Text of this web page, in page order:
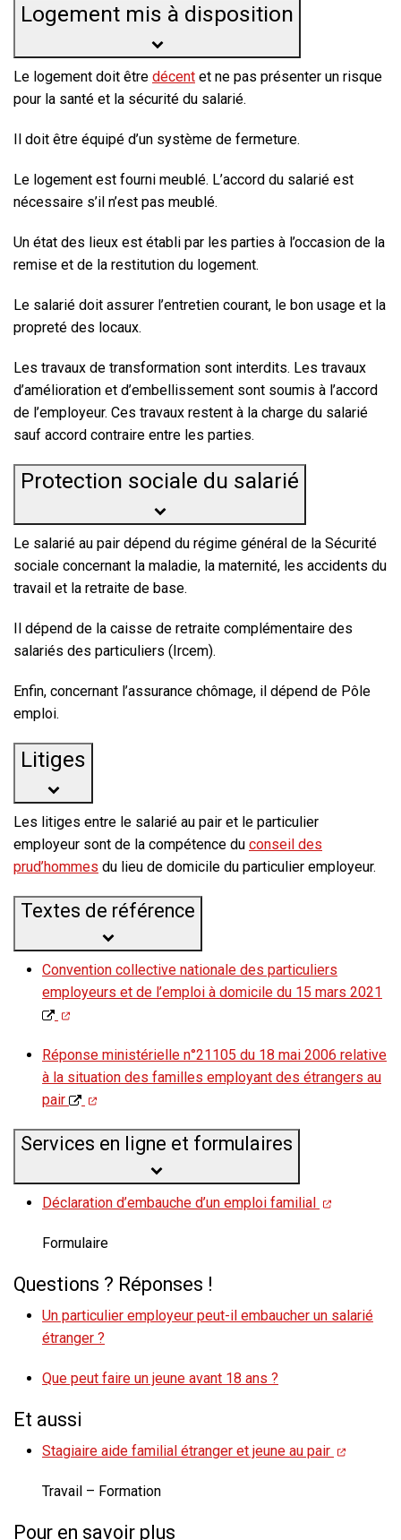
Logement mis à disposition
Le logement doit être décent et ne pas présenter un risque
pour la santé et la sécurité du salarié.
Il doit être équipé d’un système de fermeture.
Le logement est fourni meublé. L’accord du salarié est
nécessaire s’il n’est pas meublé.
Un état des lieux est établi par les parties à l’occasion de la
remise et de la restitution du logement.
Le salarié doit assurer l’entretien courant, le bon usage et la
propreté des locaux.
Les travaux de transformation sont interdits. Les travaux
d’amélioration et d’embellissement sont soumis à l’accord
de l’employeur. Ces travaux restent à la charge du salarié
sauf accord contraire entre les parties.
Protection sociale du salarié
Le salarié au pair dépend du régime général de la Sécurité
sociale concernant la maladie, la maternité, les accidents du
travail et la retraite de base.
Il dépend de la caisse de retraite complémentaire des
salariés des particuliers (Ircem).
Enfin, concernant l’assurance chômage, il dépend de Pôle
emploi.
Litiges
Les litiges entre le salarié au pair et le particulier
employeur sont de la compétence du conseil des
prud’hommes du lieu de domicile du particulier employeur.
Textes de référence
Convention collective nationale des particuliers
employeurs et de l’emploi à domicile du 15 mars 2021
Réponse ministérielle n°21105 du 18 mai 2006 relative
à la situation des familles employant des étrangers au
pair
Services en ligne et formulaires
Déclaration d’embauche d’un emploi familial
Formulaire
Questions ? Réponses !
Un particulier employeur peut-il embaucher un salarié
étranger ?
Que peut faire un jeune avant 18 ans ?
Et aussi
Stagiaire aide familial étranger et jeune au pair
Travail – Formation
Pour en savoir plus